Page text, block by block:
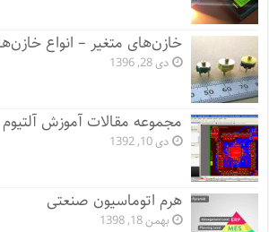
خازن‌های متغیر – انواع
دی 28, 1396
مجموعه مقالات آموزش آلتیوم
دی 10, 1392
هرم اتوماسیون صنعتی
بهمن 18, 1398